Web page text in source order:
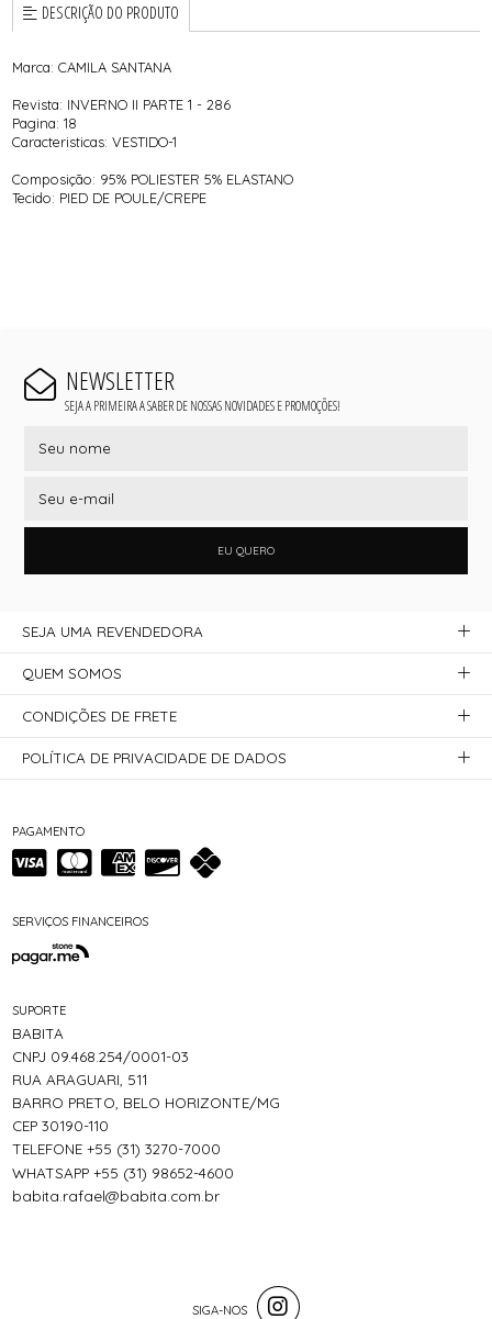
DESCRIÇÃO DO PRODUTO
Marca: CAMILA SANTANA
Revista: INVERNO II PARTE 1 - 286
Pagina: 18
Caracteristicas: VESTIDO-1
Composição: 95% POLIESTER 5% ELASTANO
Tecido: PIED DE POULE/CREPE
NEWSLETTER
SEJA A PRIMEIRA A SABER DE NOSSAS NOVIDADES E PROMOÇÕES!
EU QUERO
PAGAMENTO
SERVIÇOS FINANCEIROS
SUPORTE
BABITA
CNPJ 09.468.254/0001-03
RUA ARAGUARI, 511
BARRO PRETO, BELO HORIZONTE/MG
CEP 30190-110
TELEFONE +55 (31) 3270-7000
WHATSAPP +55 (31) 98652-4600
babita.rafael@babita.com.br
SEJA UMA REVENDEDORA
QUEM SOMOS
CONDIÇÕES DE FRETE
POLÍTICA DE PRIVACIDADE DE DADOS